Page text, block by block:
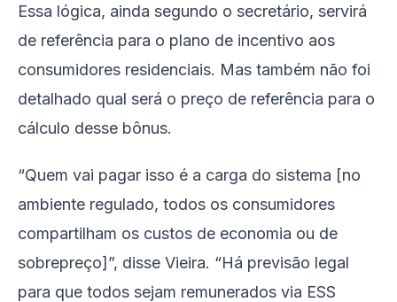
Essa lógica, ainda segundo o secretário, servirá
de referência para o plano de incentivo aos
consumidores residenciais. Mas também não foi
detalhado qual será o preço de referência para o
cálculo desse bônus.
“Quem vai pagar isso é a carga do sistema [no
ambiente regulado, todos os consumidores
compartilham os custos de economia ou de
sobrepreço]”, disse Vieira. “Há previsão legal
para que todos sejam remunerados via ESS